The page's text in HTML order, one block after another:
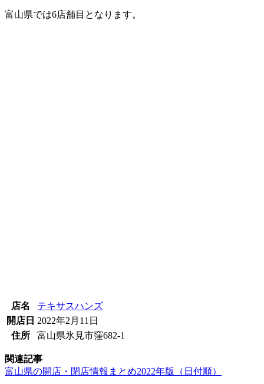
富山県では6店舗目となります。
店名
テキサスハンズ
開店日 2022年2月11日
住所
富山県氷見市窪682-1
関連記事
富山県の開店・閉店情報まとめ2022年版（日付順）